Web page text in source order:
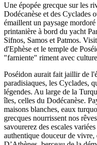
Une épopée grecque sur les
Dodécanèse et des Cyclades
émaillent un paysage
printanière à bord du yacht
Sifnos, Samos et Patmos.
d'Ephèse et le temple de
"farniente" riment avec
Poséidon aurait fait jaillir de
paradisiaques, les Cyclades,
légendes. Au large de la
îles, celles du Dodécanèse.
maisons blanches, eaux
grecques nourrissent nos
savourerez des escales
authentique douceur de